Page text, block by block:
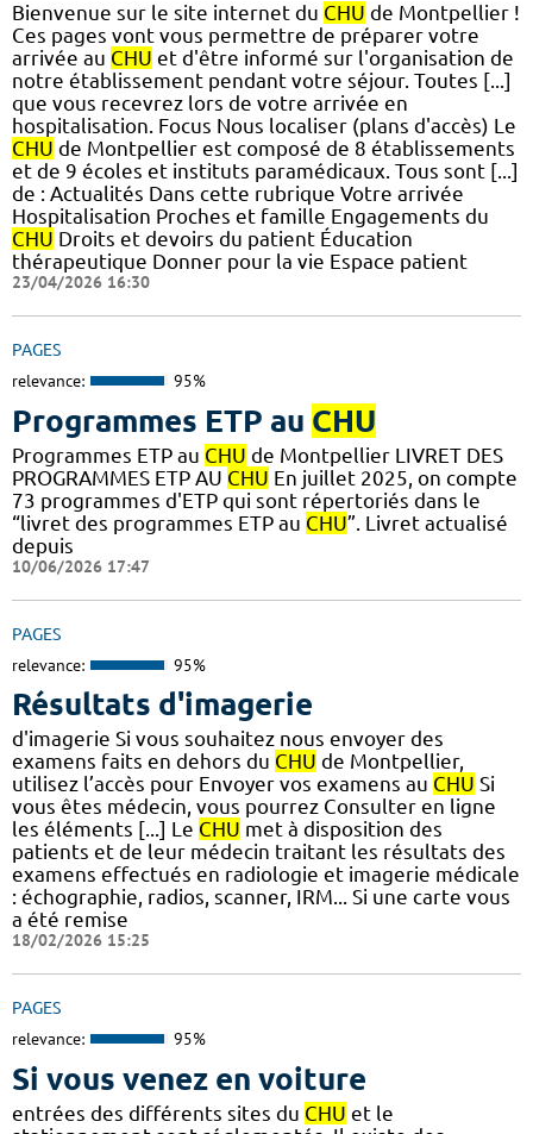
Bienvenue sur le site internet du CHU de Montpellier !
Ces pages vont vous permettre de préparer votre
arrivée au CHU et d'être informé sur l'organisation de
notre établissement pendant votre séjour. Toutes [...]
que vous recevrez lors de votre arrivée en
hospitalisation. Focus Nous localiser (plans d'accès) Le
CHU de Montpellier est composé de 8 établissements
et de 9 écoles et instituts paramédicaux. Tous sont [...]
de : Actualités Dans cette rubrique Votre arrivée
Hospitalisation Proches et famille Engagements du
CHU Droits et devoirs du patient Éducation
thérapeutique Donner pour la vie Espace patient
23/04/2026 16:30
PAGES
relevance: 95%
Programmes ETP au CHU
Programmes ETP au CHU de Montpellier LIVRET DES
PROGRAMMES ETP AU CHU En juillet 2025, on compte
73 programmes d'ETP qui sont répertoriés dans le
“livret des programmes ETP au CHU”. Livret actualisé
depuis
10/06/2026 17:47
PAGES
relevance: 95%
Résultats d'imagerie
d'imagerie Si vous souhaitez nous envoyer des
examens faits en dehors du CHU de Montpellier,
utilisez l’accès pour Envoyer vos examens au CHU Si
vous êtes médecin, vous pourrez Consulter en ligne
les éléments [...] Le CHU met à disposition des
patients et de leur médecin traitant les résultats des
examens effectués en radiologie et imagerie médicale
: échographie, radios, scanner, IRM... Si une carte vous
a été remise
18/02/2026 15:25
PAGES
relevance: 95%
Si vous venez en voiture
entrées des différents sites du CHU et le